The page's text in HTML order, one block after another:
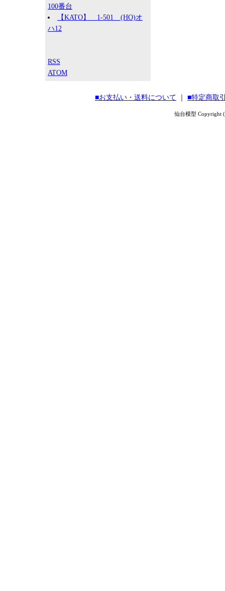
100番台
【KATO】 1-501 (HO)オ
ハ12
RSS
ATOM
■お支払い・送料について ■特定商取
仙台模型 Copyright